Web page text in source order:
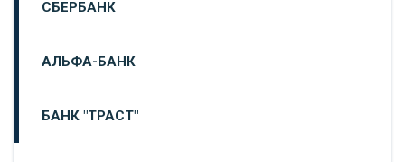
СБЕРБАНК
АЛЬФА-БАНК
БАНК "ТРАСТ"